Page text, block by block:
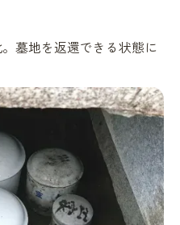
墓地を返還できる状態に